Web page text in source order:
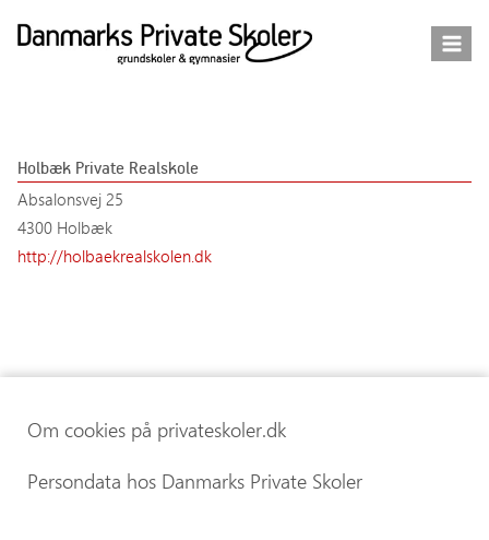
Holbæk Private Realskole
Absalonsvej 25
4300 Holbæk
http://holbaekrealskolen.dk
Om cookies på privateskoler.dk
Persondata hos Danmarks Private Skoler